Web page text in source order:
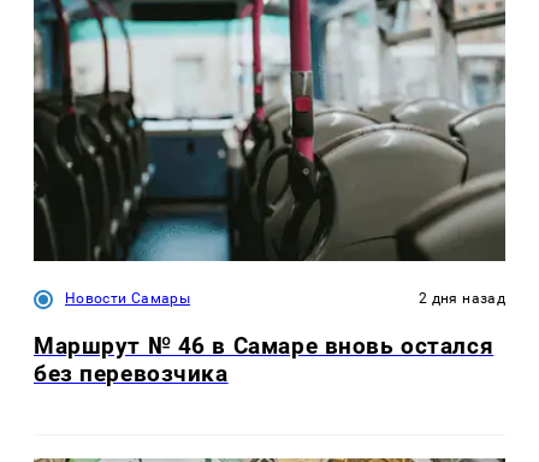
Новости Самары 2 дня назад
Маршрут № 46 в Самаре вновь остался
без перевозчика